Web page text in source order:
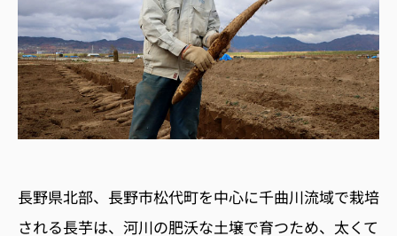
長野県北部、長野市松代町を中心に千曲川流域で栽培
される長芋は、河川の肥沃な土壌で育つため、太くて